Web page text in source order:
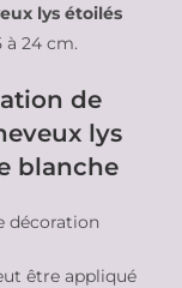
lys étoilés
à 24 cm.
de
lys
blanche
décoration
être appliqué